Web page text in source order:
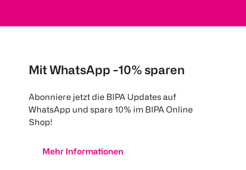
Mit WhatsApp -10% sparen
Abonniere jetzt die BIPA Updates auf
WhatsApp und spare 10% im BIPA Online
Shop!
Mehr Informationen